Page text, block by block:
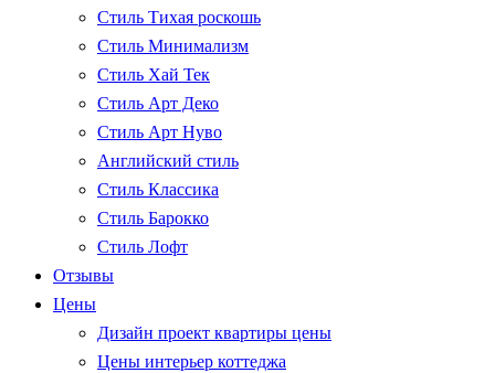
Стиль Тихая роскошь
Стиль Минимализм
Стиль Хай Тек
Стиль Арт Деко
Стиль Арт Нуво
Английский стиль
Стиль Классика
Стиль Барокко
Стиль Лофт
Отзывы
Цены
Дизайн проект квартиры цены
Цены интерьер коттеджа